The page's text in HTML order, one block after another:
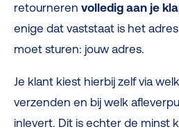
retourneren volledig aan je
enige dat vaststaat is het
moet sturen: jouw adres.
Je klant kiest hierbij zelf via
verzenden en bij welk
inlevert. Dit is echter de minst